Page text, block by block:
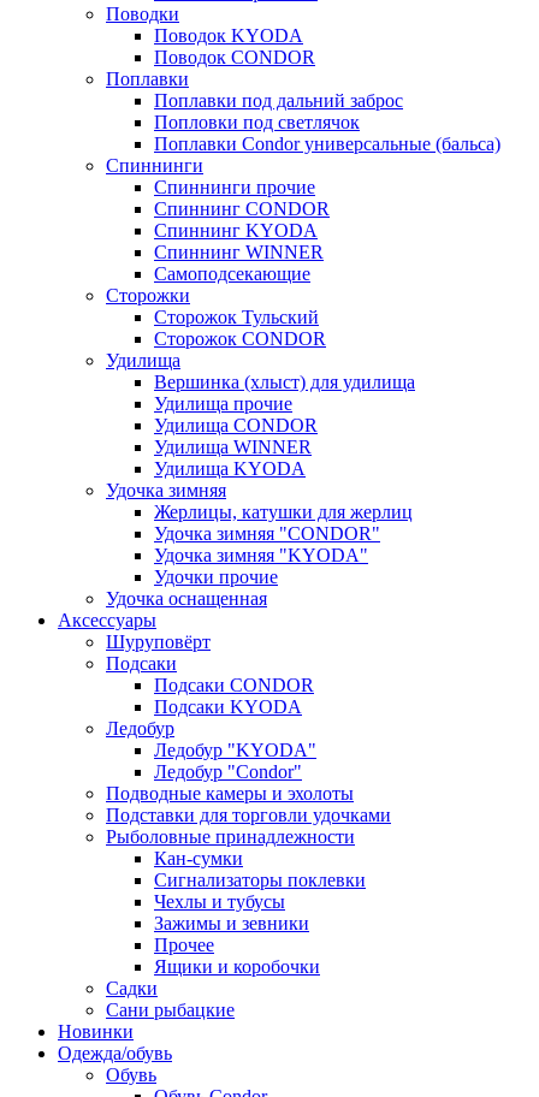
Поводки
Поводок KYODA
Поводок CONDOR
Поплавки
Поплавки под дальний заброс
Попловки под светлячок
Поплавки Condor универсальные (бальса)
Спиннинги
Спиннинги прочие
Спиннинг CONDOR
Спиннинг KYODA
Спиннинг WINNER
Самоподсекающие
Сторожки
Сторожок Тульский
Сторожок CONDOR
Удилища
Вершинка (хлыст) для удилища
Удилищa прочие
Удилища CONDOR
Удилища WINNER
Удилища KYODA
Удочка зимняя
Жерлицы, катушки для жерлиц
Удочка зимняя "CONDOR"
Удочка зимняя "KYODA"
Удочки прочие
Удочка оснащенная
Аксессуары
Шуруповёрт
Подсаки
Подсаки CONDOR
Подсаки KYODA
Ледобур
Ледобур "KYODA"
Ледобур "Condor"
Подводные камеры и эхолоты
Подставки для торговли удочками
Рыболовные принадлежности
Кан-сумки
Сигнализаторы поклевки
Чехлы и тубусы
Зажимы и зевники
Прочее
Ящики и коробочки
Садки
Сани рыбацкие
Новинки
Одежда/обувь
Обувь